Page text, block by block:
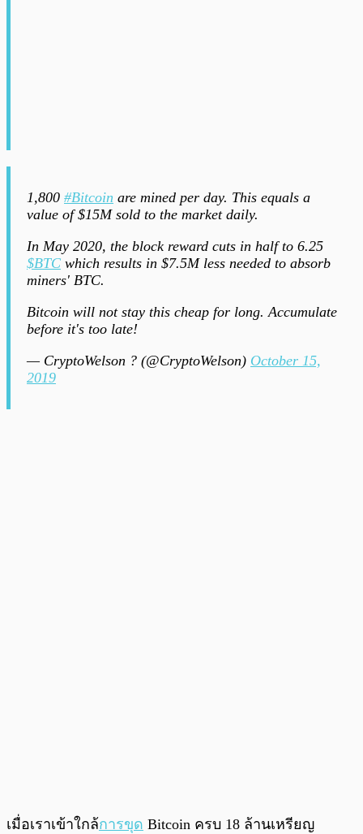
1,800 #Bitcoin are mined per day. This equals a
value of $15M sold to the market daily.
In May 2020, the block reward cuts in half to 6.25
$BTC which results in $7.5M less needed to absorb
miners' BTC.
Bitcoin will not stay this cheap for long. Accumulate
before it's too late!
— CryptoWelson ? (@CryptoWelson) October 15,
2019
เมื่อเราเข้าใกล้การขุด Bitcoin ครบ 18 ล้านเหรียญ